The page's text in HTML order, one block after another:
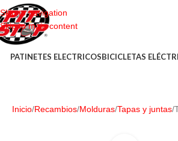
Skip to navigation
Skip to main content
PATINETES ELECTRICOSBICICLETAS
Inicio Recambios Molduras Tapas y juntas